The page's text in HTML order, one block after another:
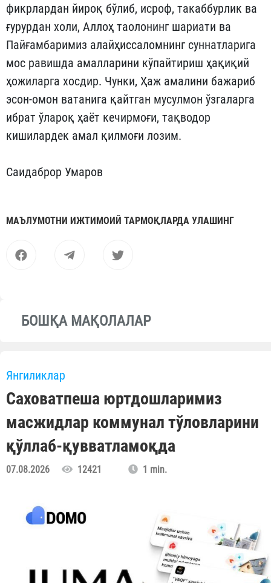
фикрлардан йироқ бўлиб, исроф, такаббурлик ва
ғурурдан холи, Аллоҳ таолонинг шариати ва
Пайғамбаримиз алайҳиссаломнинг суннатларига
мос равишда амалларини кўпайтириш ҳақиқий
ҳожиларга хосдир. Чунки, Ҳаж амалини бажариб
эсон-омон ватанига қайтган мусулмон ўзгаларга
ибрат ўлароқ ҳаёт кечирмоғи, тақводор
кишилардек амал қилмоғи лозим.
Саидаброр Умаров
МАЪЛУМОТНИ ИЖТИМОИЙ ТАРМОҚЛАРДА УЛАШИНГ
БОШҚА МАҚОЛАЛАР
Янгиликлар
Саховатпеша юртдошларимиз
масжидлар коммунал тўловларини
қўллаб-қувватламоқда
07.08.2026 12421 1 min.